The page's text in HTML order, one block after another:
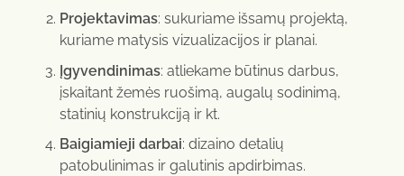
Projektavimas: sukuriame išsamų projektą,
kuriame matysis vizualizacijos ir planai.
Įgyvendinimas: atliekame būtinus darbus,
įskaitant žemės ruošimą, augalų sodinimą,
statinių konstrukciją ir kt.
Baigiamieji darbai: dizaino detalių
patobulinimas ir galutinis apdirbimas.